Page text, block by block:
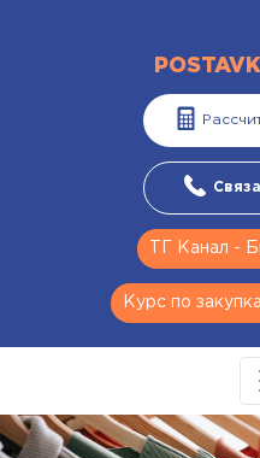
POSTAVKI
ТГ Канал -
Курс по